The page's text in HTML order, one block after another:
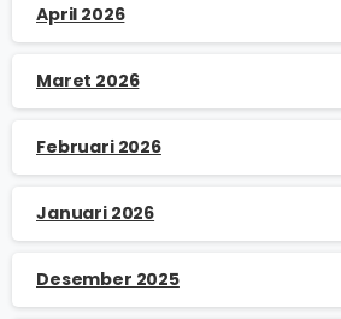
April 2026
Maret 2026
Februari 2026
Januari 2026
Desember 2025